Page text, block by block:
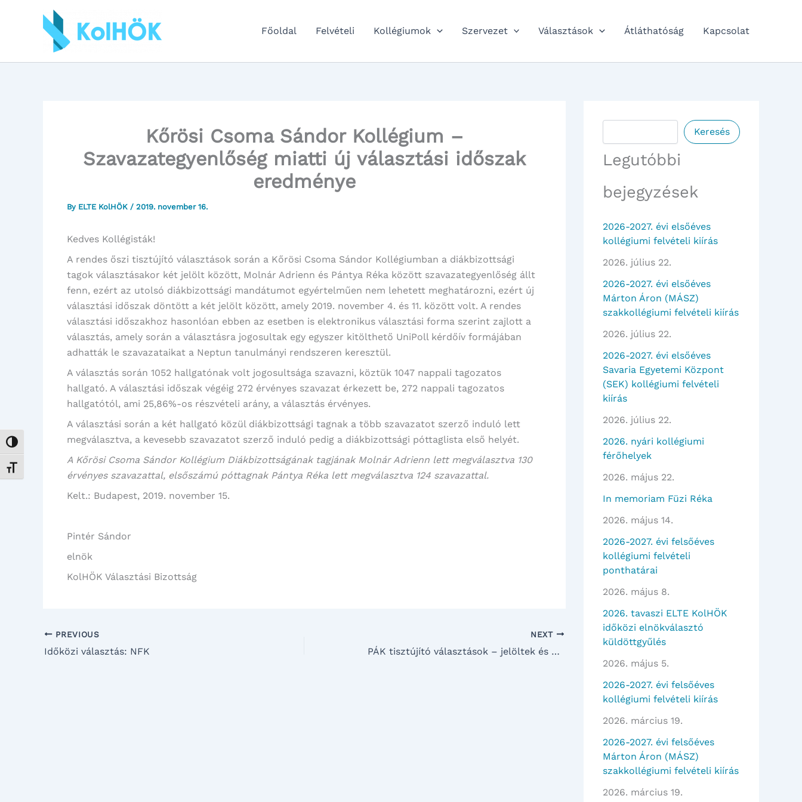
Nagy kontraszt váltása
Betűméret váltása
Főoldal Felvételi Kollégiumok Szervezet Választások Átláthatóság Kapcsolat
Kőrösi Csoma Sándor Kollégium –
Szavazategyenlőség miatti új választási időszak
eredménye
By ELTE KolHÖK / 2019. november 16.
Kedves Kollégisták!
A rendes őszi tisztújító választások során a Kőrösi Csoma Sándor Kollégiumban a diákbizottsági
tagok választásakor két jelölt között, Molnár Adrienn és Pántya Réka között szavazategyenlőség állt
fenn, ezért az utolsó diákbizottsági mandátumot egyértelműen nem lehetett meghatározni, ezért új
választási időszak döntött a két jelölt között, amely 2019. november 4. és 11. között volt. A rendes
választási időszakhoz hasonlóan ebben az esetben is elektronikus választási forma szerint zajlott a
választás, amely során a választásra jogosultak egy egyszer kitölthető UniPoll kérdőív formájában
adhatták le szavazataikat a Neptun tanulmányi rendszeren keresztül.
A választás során 1052 hallgatónak volt jogosultsága szavazni, köztük 1047 nappali tagozatos
hallgató. A választási időszak végéig 272 érvényes szavazat érkezett be, 272 nappali tagozatos
hallgatótól, ami 25,86%-os részvételi arány, a választás érvényes.
A választási során a két hallgató közül diákbizottsági tagnak a több szavazatot szerző induló lett
megválasztva, a kevesebb szavazatot szerző induló pedig a diákbizottsági póttaglista első helyét.
A Kőrösi Csoma Sándor Kollégium Diákbizottságának tagjának Molnár Adrienn lett megválasztva 130
érvényes szavazattal, elsőszámú póttagnak Pántya Réka lett megválasztva 124 szavazattal.
Kelt.: Budapest, 2019. november 15.
Pintér Sándor
elnök
KolHÖK Választási Bizottság
PREVIOUS
Időközi választás: NFK
NEXT
PÁK tisztújító választások – jelöltek és elnöki program
Keresés
Legutóbbi
bejegyzések
2026-2027. évi elsőéves
kollégiumi felvételi kiírás
2026. július 22.
2026-2027. évi elsőéves
Márton Áron (MÁSZ)
szakkollégiumi felvételi kiírás
2026. július 22.
2026-2027. évi elsőéves
Savaria Egyetemi Központ
(SEK) kollégiumi felvételi
kiírás
2026. július 22.
2026. nyári kollégiumi
férőhelyek
2026. május 22.
In memoriam Füzi Réka
2026. május 14.
2026-2027. évi felsőéves
kollégiumi felvételi
ponthatárai
2026. május 8.
2026. tavaszi ELTE KolHÖK
időközi elnökválasztó
küldöttgyűlés
2026. május 5.
2026-2027. évi felsőéves
kollégiumi felvételi kiírás
2026. március 19.
2026-2027. évi felsőéves
Márton Áron (MÁSZ)
szakkollégiumi felvételi kiírás
2026. március 19.